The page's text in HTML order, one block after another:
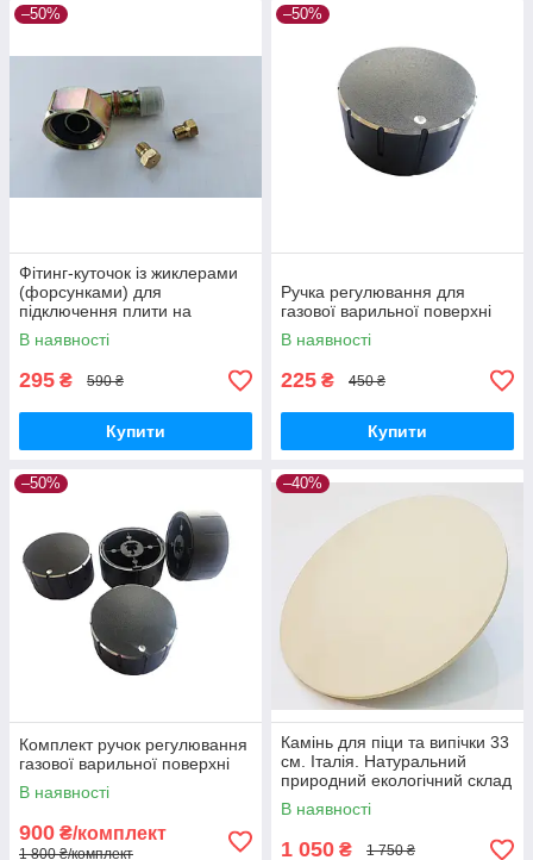
–50%
Фітинг-куточок із жиклерами
(форсунками) для
підключення плити на
балонний газ.
В наявності
295 ₴ 590 ₴
Купити
–50%
Ручка регулювання для
газової варильної поверхні
В наявності
225 ₴ 450 ₴
Купити
–50%
Комплект ручок регулювання
газової варильної поверхні
В наявності
900 ₴/комплект
1 800 ₴/комплект
–40%
Камінь для піци та випічки 33
см. Італія. Натуральний
природний екологічний склад
В наявності
1 050 ₴ 1 750 ₴